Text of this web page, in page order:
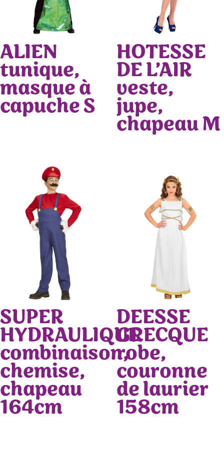
ALIEN
tunique,
masque à
capuche S
HOTESSE
DE L’AIR
veste,
jupe,
chapeau M
SUPER
HYDRAULIQUE
combinaison,
chemise,
chapeau
164cm
DEESSE
GRECQUE
robe,
couronne
de laurier
158cm